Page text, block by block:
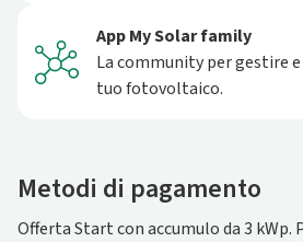
App My Solar family
La community per gestire
tuo fotovoltaico.
Metodi di pagamento
Offerta Start con accumulo da 3 kWp.